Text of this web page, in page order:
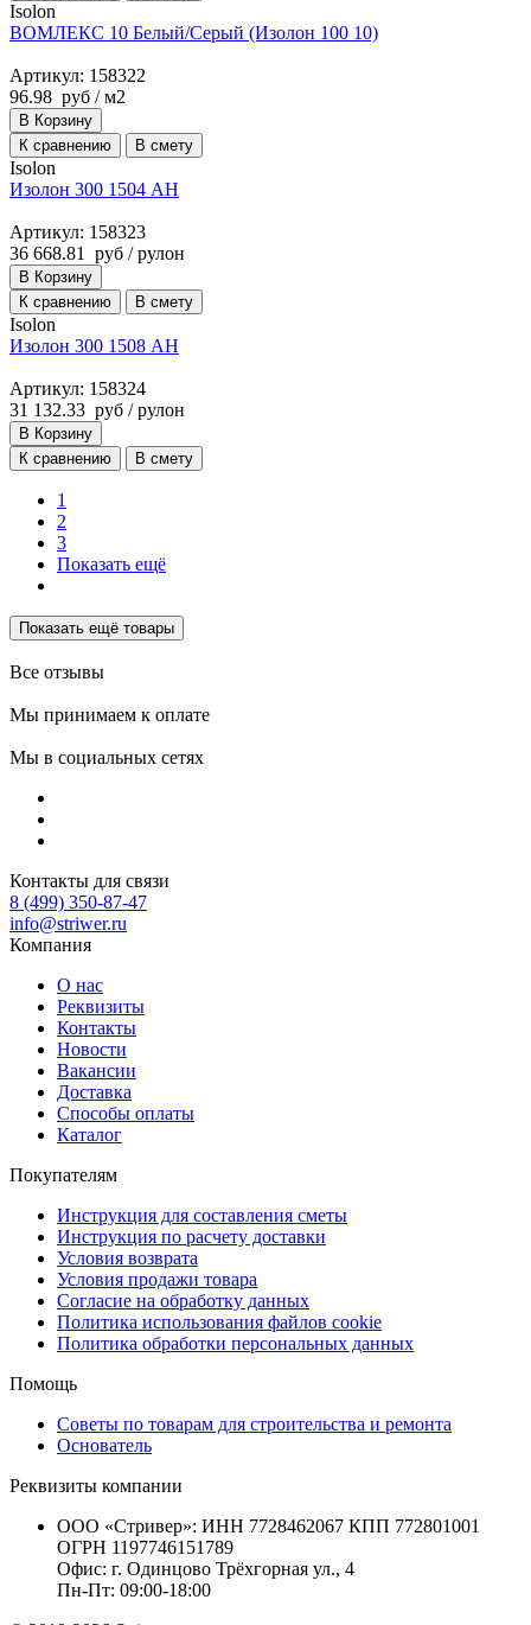
Isolon
ВОМЛЕКС 10 Белый/Серый (Изолон 100 10)
Артикул: 158322
96.98 руб / м2
В Корзину
К сравнению
В смету
Isolon
Изолон 300 1504 AH
Артикул: 158323
36 668.81 руб / рулон
В Корзину
К сравнению
В смету
Isolon
Изолон 300 1508 AH
Артикул: 158324
31 132.33 руб / рулон
В Корзину
К сравнению
В смету
1
2
3
Показать ещё
Показать ещё товары
Все отзывы
Мы принимаем к оплате
Мы в социальных сетях
Контакты для связи
8 (499) 350-87-47
info@striwer.ru
Компания
О нас
Реквизиты
Контакты
Новости
Вакансии
Доставка
Способы оплаты
Каталог
Покупателям
Инструкция для составления сметы
Инструкция по расчету доставки
Условия возврата
Условия продажи товара
Согласие на обработку данных
Политика использования файлов cookie
Политика обработки персональных данных
Помощь
Советы по товарам для строительства и ремонта
Основатель
Реквизиты компании
ООО «Стривер»: ИНН 7728462067 КПП 772801001
ОГРН 1197746151789
Офис: г. Одинцово Трёхгорная ул., 4
Пн-Пт: 09:00-18:00